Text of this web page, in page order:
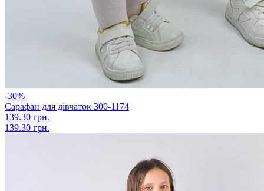
-30%
Сарафан для дівчаток 300-1174
139.30 грн.
139.30 грн.